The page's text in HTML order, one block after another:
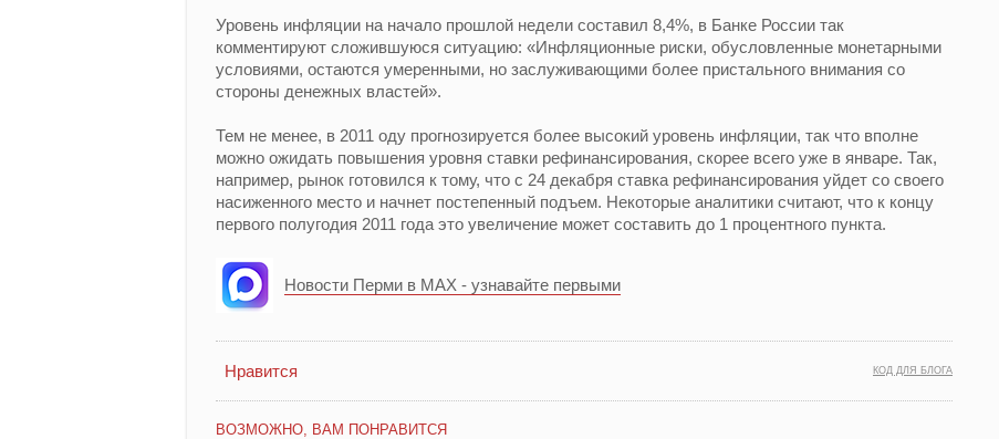
Уровень инфляции на начало прошлой недели составил 8,4%, в Банке России так
комментируют сложившуюся ситуацию: «Инфляционные риски, обусловленные монетарными
условиями, остаются умеренными, но заслуживающими более пристального внимания со
стороны денежных властей».
Тем не менее, в 2011 оду прогнозируется более высокий уровень инфляции, так что вполне
можно ожидать повышения уровня ставки рефинансирования, скорее всего уже в январе. Так,
например, рынок готовился к тому, что с 24 декабря ставка рефинансирования уйдет со своего
насиженного место и начнет постепенный подъем. Некоторые аналитики считают, что к концу
первого полугодия 2011 года это увеличение может составить до 1 процентного пункта.
Новости Перми в MAX - узнавайте первыми
КОД ДЛЯ БЛОГА
Нравится
ВОЗМОЖНО, ВАМ ПОНРАВИТСЯ